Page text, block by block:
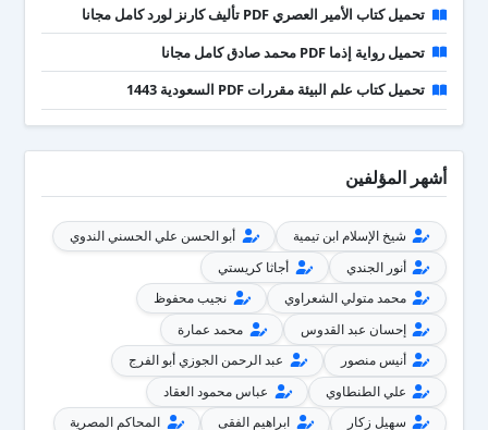
تحميل كتاب الأمير العصري PDF تأليف كارنز لورد كامل مجانا
تحميل رواية إذما PDF محمد صادق كامل مجانا
تحميل كتاب علم البيئة مقررات PDF السعودية 1443
أشهر المؤلفين
شيخ الإسلام ابن تيمية
أبو الحسن علي الحسني الندوي
أنور الجندي
أجاثا كريستي
محمد متولي الشعراوي
نجيب محفوظ
إحسان عبد القدوس
محمد عمارة
أنيس منصور
عبد الرحمن الجوزي أبو الفرج
علي الطنطاوي
عباس محمود العقاد
سهيل زكار
ابراهيم الفقى المحاكم المصرية